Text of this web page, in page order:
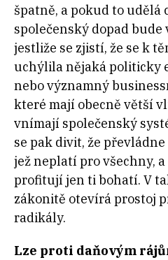
špatně, a pokud to udělá
společenský dopad bude
jestliže se zjistí, že se k
uchýlila nějaká politicky
nebo významný
které mají obecně větší
vnímají společenský
se pak divit, že
jež neplatí pro všechny, a
profitují jen ti bohatí. V
zákonitě otevírá prostoj
radikály.
Lze proti daňovým